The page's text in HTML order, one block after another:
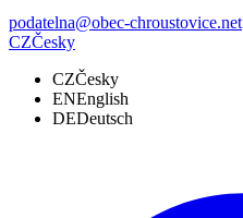
podatelna@obec-chroustovice.net
CZČesky
CZČesky
ENEnglish
DEDeutsch